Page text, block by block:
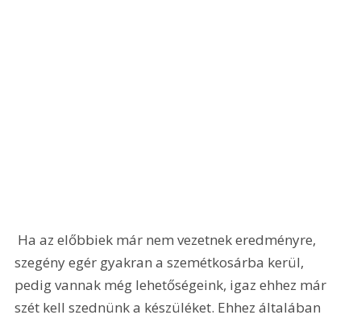
szegény egér gyakran a szemétkosárba kerül,
pedig vannak még lehetőségeink, igaz ehhez már
szét kell szednünk a készüléket. Ehhez általában